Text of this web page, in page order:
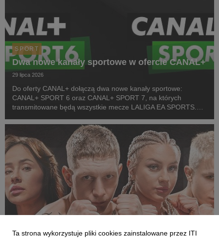
SPORT
Dwa nowe kanały sportowe w ofercie CANAL+
29 lipca 2026
Do oferty CANAL+ dołączą dwa nowe kanały sportowe:
CANAL+ SPORT 6 oraz CANAL+ SPORT 7, na których
transmitowane będą wszystkie mecze LALIGA EA SPORTS.
pierwszej kolejki sezonu 2026/27 ligi hiszpańskiej, po formaln...
Ta strona wykorzystuje pliki cookies zainstalowane przez ITI